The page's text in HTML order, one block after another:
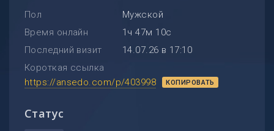
Пол
Мужской
Время онлайн
1ч 47м 10с
Последний визит
14.07.26 в 17:10
Короткая ссылка
https://ansedo.com/p/403998
КОПИРОВАТЬ
Статус